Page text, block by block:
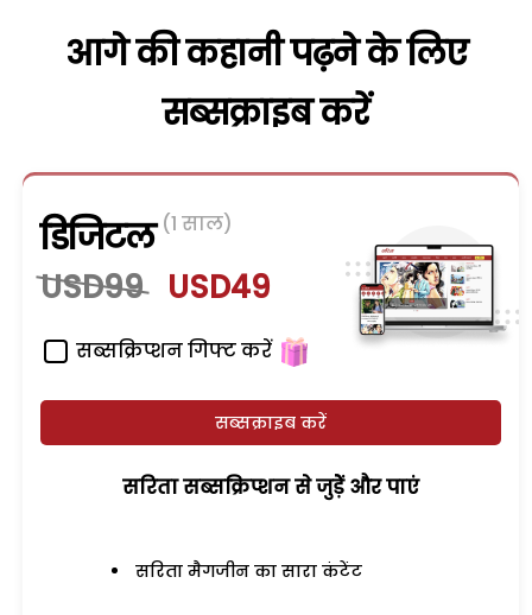
आगे की कहानी पढ़ने के लिए
सब्सक्राइब करें
डिजिटल (1 साल)
USD99 USD49
सब्सक्रिप्शन गिफ्ट करें
सब्सक्राइब करें
सरिता सब्सक्रिप्शन से जुड़ेें और पाएं
सरिता मैगजीन का सारा कंटेंट